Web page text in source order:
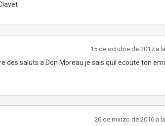
des saluts a Don Moreau je sais quil ecoute ton
15 de octubre de 2017 a
26 de marzo de 2016 a